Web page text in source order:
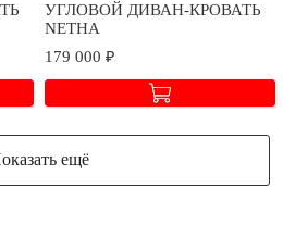
УГЛОВОЙ ДИВАН-КРОВАТЬ
NETHA
179 000 ₽
ещё